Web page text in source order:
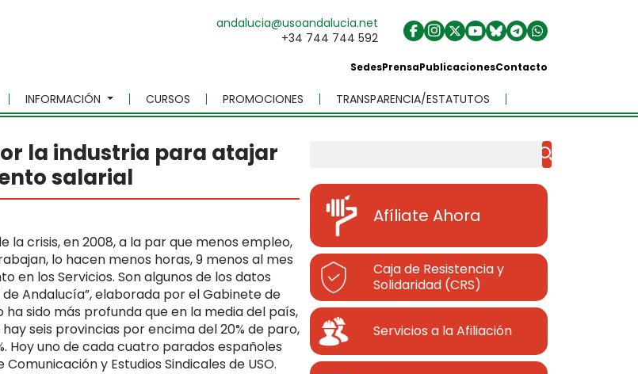
andalucia@usoandalucia.net
+34 744 744 592
SedesPrensaPublicacionesContacto
INFORMACIÓN CURSOS PROMOCIONES TRANSPARENCIA/ESTATUTOS
la industria para atajar
salarial
la crisis, en 2008, a la par que menos empleo,
lo hacen menos horas, 9 menos al mes
los Servicios. Son algunos de los datos
Andalucía”, elaborada por el Gabinete de
ha sido más profunda que en la media del país,
seis provincias por encima del 20% de paro,
Hoy uno de cada cuatro parados españoles
y Estudios Sindicales de USO.
Afíliate Ahora
Caja de Resistencia y
Solidaridad (CRS)
Servicios a la Afiliación